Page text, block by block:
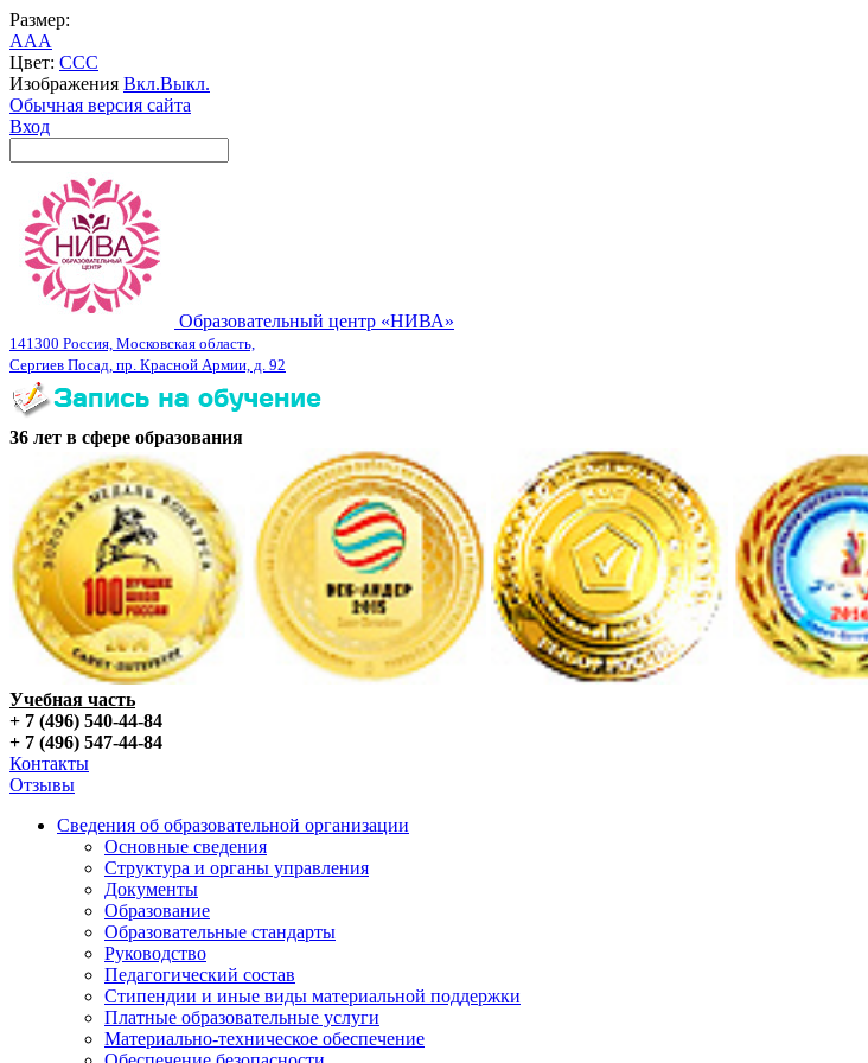
Размер:
AAA
Цвет: CCC
Изображения Вкл.Выкл.
Обычная версия сайта
Вход
Образовательный центр «НИВА»
141300 Россия, Московская область,
Сергиев Посад, пр. Красной Армии, д. 92
36 лет в сфере образования
Учебная часть
+ 7 (496) 540-44-84
+ 7 (496) 547-44-84
Контакты
Отзывы
Сведения об образовательной организации
Основные сведения
Структура и органы управления
Документы
Образование
Образовательные стандарты
Руководство
Педагогический состав
Стипендии и иные виды материальной поддержки
Платные образовательные услуги
Материально-техническое обеспечение